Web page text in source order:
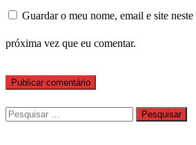
Guardar o meu nome, email e site neste
próxima vez que eu comentar.
Pesquisar
por: